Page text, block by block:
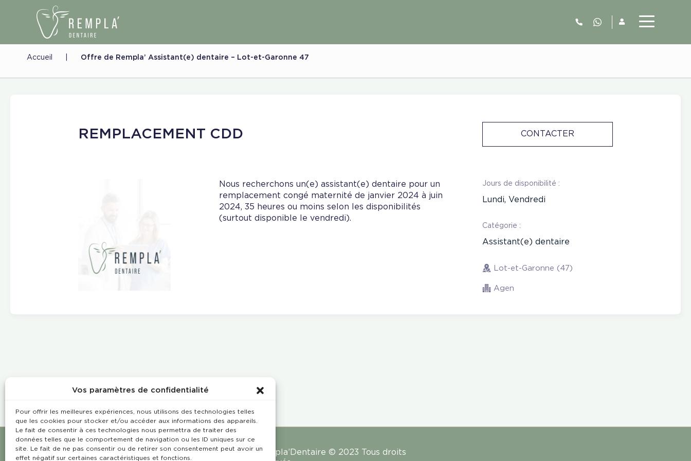
Vos paramètres de confidentialité
Pour offrir les meilleures expériences, nous utilisons des technologies telles
que les cookies pour stocker et/ou accéder aux informations des appareils.
Le fait de consentir à ces technologies nous permettra de traiter des
données telles que le comportement de navigation ou les ID uniques sur ce
site. Le fait de ne pas consentir ou de retirer son consentement peut avoir un
effet négatif sur certaines caractéristiques et fonctions.
06.52.63.77.73
Accueil Offre de Rempla’ Assistant(e) dentaire – Lot-et-Garonne 47
REMPLACEMENT CDD CONTACTER
Nous recherchons un(e) assistant(e) dentaire pour un
remplacement congé maternité de janvier 2024 à juin
2024, 35 heures ou moins selon les disponibilités
(surtout disponible le vendredi).
Jours de disponibilité :
Lundi, Vendredi
Catégorie :
Assistant(e) dentaire
Lot-et-Garonne (47)
Agen
Rempla’Dentaire © 2023 Tous droits